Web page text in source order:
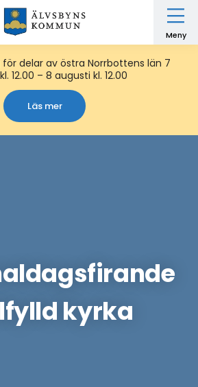
Meny
delar av östra Norrbottens län 7
12.00 – 8 augusti kl. 12.00
Läs mer
kyrka